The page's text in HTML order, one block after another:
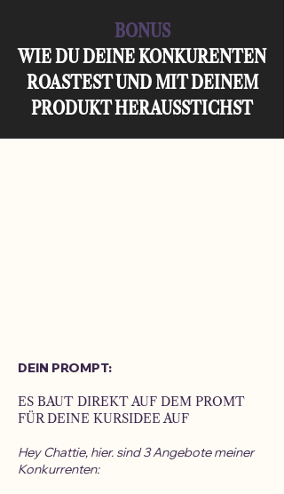
BONUS
WIE DU DEINE KONKURENTEN
ROASTEST UND MIT DEINEM
PRODUKT HERAUSSTICHST
DEIN PROMPT:
ES BAUT DIREKT AUF DEM PROMT
FÜR DEINE KURSIDEE AUF
Hey Chattie, hier. sind 3 Angebote meiner
Konkurrenten: